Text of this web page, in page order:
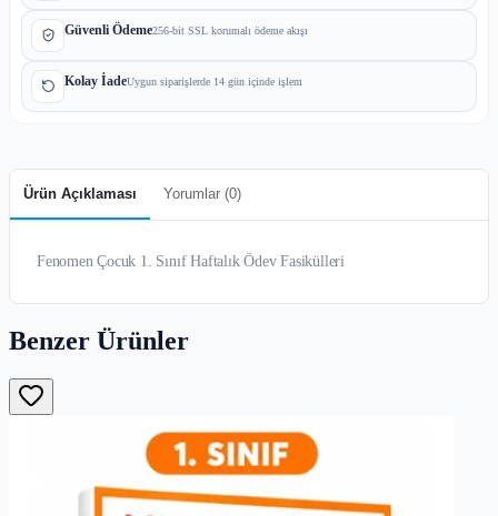
Güvenli Ödeme256-bit SSL korumalı ödeme akışı
Kolay İadeUygun siparişlerde 14 gün içinde işlem
Ürün Açıklaması Yorumlar (0)
Fenomen Çocuk 1. Sınıf Haftalık Ödev Fasikülleri
Benzer Ürünler